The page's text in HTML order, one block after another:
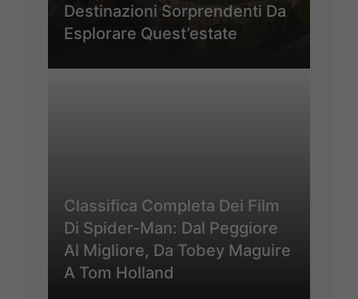
Destinazioni Sorprendenti Da
Esplorare Quest’estate
Classifica Completa Dei Film
Di Spider-Man: Dal Peggiore
Al Migliore, Da Tobey Maguire
A Tom Holland